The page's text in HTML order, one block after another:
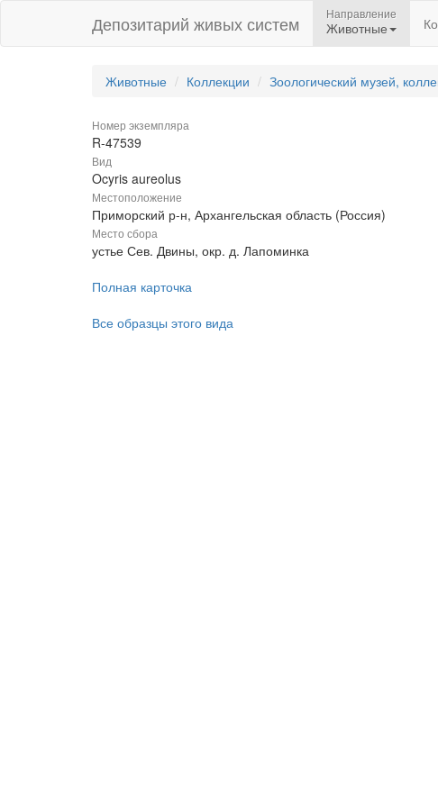
Депозитарий живых систем Направление
Животные
Животные Коллекции Зоологический музей,
Номер экземпляра
R-47539
Вид
Ocyris aureolus
Местоположение
Приморский р-н, Архангельская область (Россия)
Место сбора
устье Сев. Двины, окр. д. Лапоминка
Полная карточка
Все образцы этого вида